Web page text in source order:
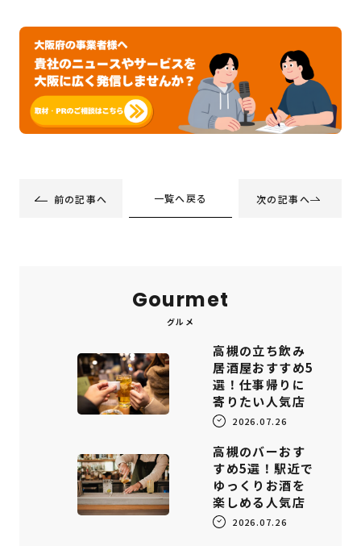
前の記事へ 一覧へ戻る 次の記事へ
Gourmet
グルメ
高槻の立ち飲み
居酒屋おすすめ5
選！仕事帰りに
寄りたい人気店
2026.07.26
高槻のバーおす
すめ5選！駅近で
ゆっくりお酒を
楽しめる人気店
2026.07.26